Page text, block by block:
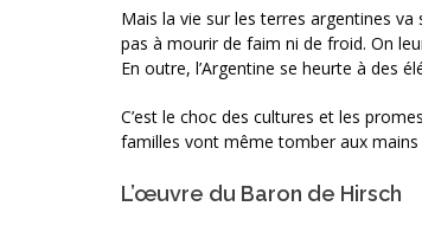
Mais la vie sur les terres argentines
pas à mourir de faim ni de froid. On
En outre, l’Argentine se heurte à des
C’est le choc des cultures et les
familles vont même tomber aux mains
L’œuvre du Baron de Hirsch